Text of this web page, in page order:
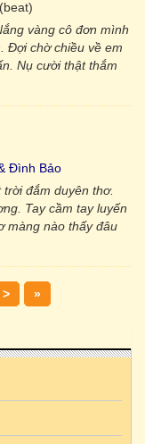
(beat)
vàng cô đơn mình
Đợi chờ chiều về em
Nụ cười thật thắm
Đình Bảo
đắm duyên thơ.
Tay cầm tay luyến
màng nào thấy đâu
> »